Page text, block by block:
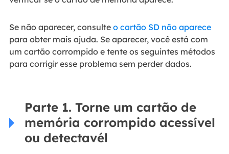
Se não aparecer, consulte o cartão SD não aparece
para obter mais ajuda. Se aparecer, você está com
um cartão corrompido e tente os seguintes métodos
para corrigir esse problema sem perder dados.
Parte 1. Torne um cartão de
memória corrompido acessível
ou detectavél